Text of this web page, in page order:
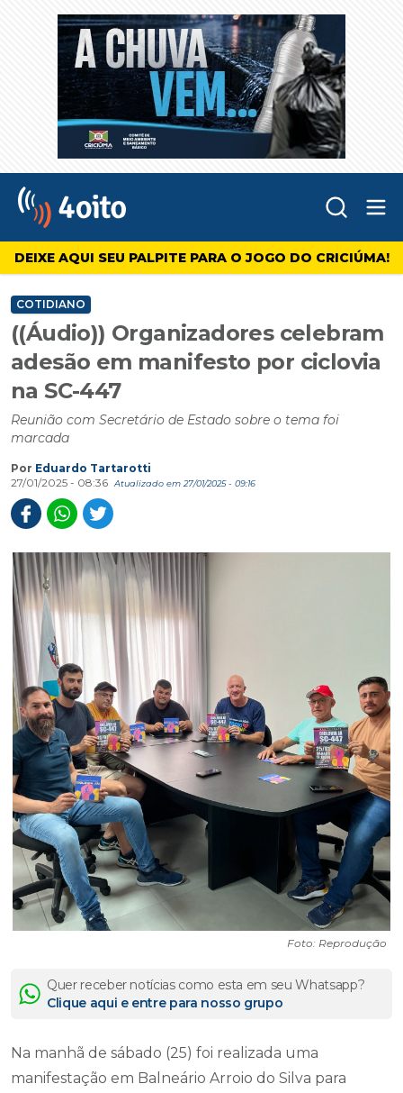
4oito
DEIXE AQUI SEU PALPITE PARA O JOGO DO CRICIÚMA!
COTIDIANO
((Áudio)) Organizadores celebram
adesão em manifesto por ciclovia
na SC-447
Reunião com Secretário de Estado sobre o tema foi
marcada
Por Eduardo Tartarotti
27/01/2025 - 08:36
Atualizado em 27/01/2025 - 09:16
Foto: Reprodução
Quer receber notícias como esta em seu Whatsapp?
Clique aqui e entre para nosso grupo
Na manhã de sábado (25) foi realizada uma
manifestação em Balneário Arroio do Silva para